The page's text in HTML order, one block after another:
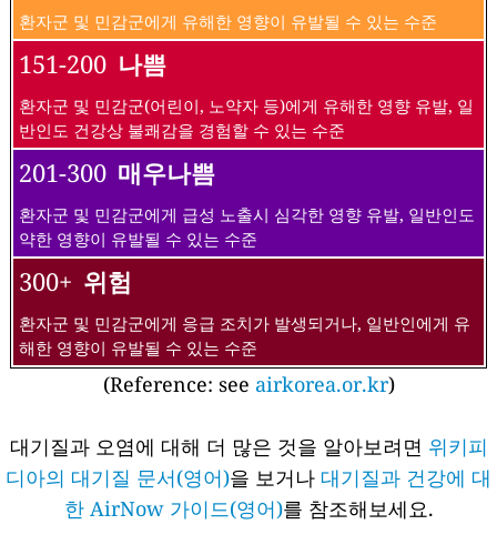
환자군 및 민감군에게 유해한 영향이 유발될 수 있는 수준
151-200 나쁨
환자군 및 민감군(어린이, 노약자 등)에게 유해한 영향 유발, 일
반인도 건강상 불쾌감을 경험할 수 있는 수준
201-300 매우나쁨
환자군 및 민감군에게 급성 노출시 심각한 영향 유발, 일반인도
약한 영향이 유발될 수 있는 수준
300+ 위험
환자군 및 민감군에게 응급 조치가 발생되거나, 일반인에게 유
해한 영향이 유발될 수 있는 수준
(Reference: see airkorea.or.kr)
대기질과 오염에 대해 더 많은 것을 알아보려면 위키피
디아의 대기질 문서(영어)을 보거나 대기질과 건강에 대
한 AirNow 가이드(영어)를 참조해보세요.